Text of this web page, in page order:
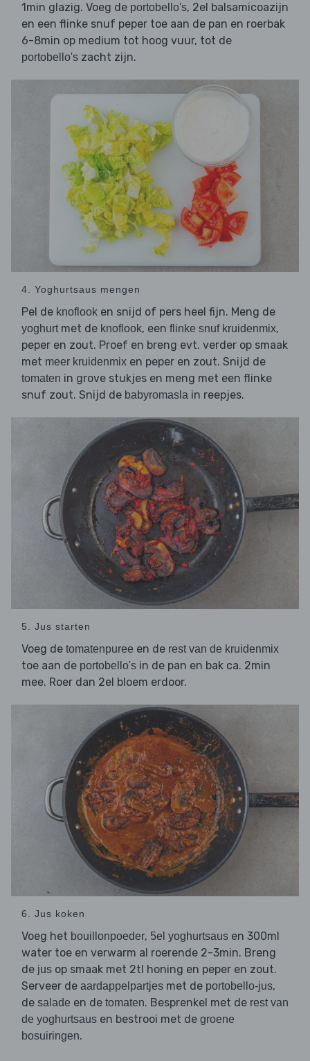
1min glazig. Voeg de portobello's, 2el balsamicoazijn
en een flinke snuf peper toe aan de pan en roerbak
6-8min op medium tot hoog vuur, tot de
portobello's zacht zijn.
4. Yoghurtsaus mengen
Pel de knoflook en snijd of pers heel fijn. Meng de
yoghurt met de knoflook, een flinke snuf kruidenmix,
peper en zout. Proef en breng evt. verder op smaak
met meer kruidenmix en peper en zout. Snijd de
tomaten in grove stukjes en meng met een flinke
snuf zout. Snijd de babyromasla in reepjes.
5. Jus starten
Voeg de tomatenpuree en de rest van de kruidenmix
toe aan de portobello's in de pan en bak ca. 2min
mee. Roer dan 2el bloem erdoor.
6. Jus koken
Voeg het bouillonpoeder, 5el yoghurtsaus en 300ml
water toe en verwarm al roerende 2-3min. Breng
de jus op smaak met 2tl honing en peper en zout.
Serveer de aardappelpartjes met de portobello-jus,
de salade en de tomaten. Besprenkel met de rest van
de yoghurtsaus en bestrooi met de groene
bosuiringen.